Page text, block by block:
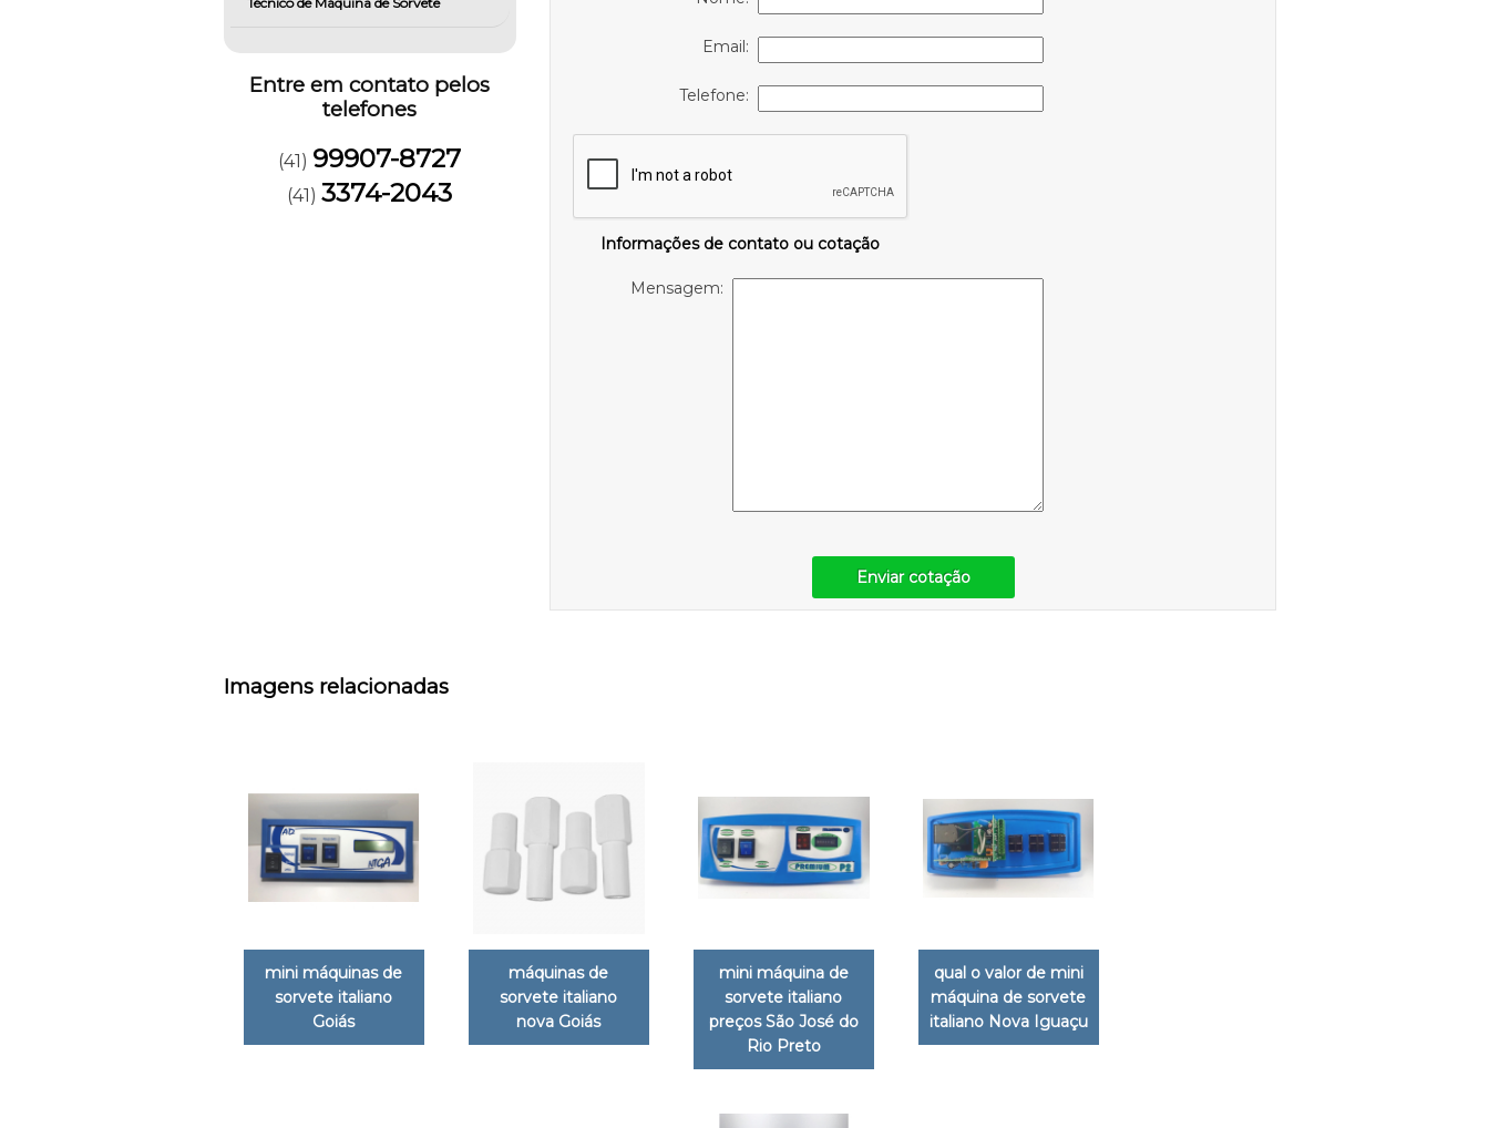
Entre em contato pelos
telefones
(41) 99907-8727
(41)3374-2043
Email:
Telefone:
Informações de contato ou cotação
Mensagem:
Enviar cotação
Imagens relacionadas
mini máquinas de
sorvete italiano
Goiás
máquinas de
sorvete italiano
nova Goiás
mini máquina de
sorvete italiano
preços São José do
Rio Preto
qual o valor de mini
máquina de sorvete
italiano Nova Iguaçu